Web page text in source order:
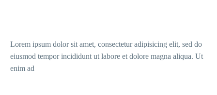
Lorem ipsum dolor sit amet, consectetur adipisicing elit, sed do
eiusmod tempor incididunt ut labore et dolore magna aliqua. Ut
enim ad